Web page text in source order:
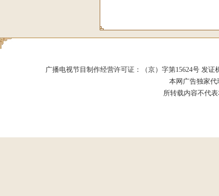
广播电视节目制作经营许可证：（京）字第15624号 发证
本网广告独家
所转载内容不代